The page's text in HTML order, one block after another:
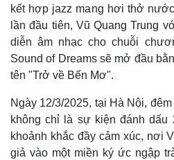
Tin nóng
Tư vấn luật
kết hợp jazz mang hơi thở
lần đầu tiên, Vũ Quang Trung
diễn âm nhạc cho chuỗi
Sound of Dreams sẽ mở đầu
tên "Trở về Bến Mơ".
Ngày 12/3/2025, tại Hà Nội,
không chỉ là sự kiện đánh dấu
khoảnh khắc đầy cảm xúc, nơi
giả vào một miền ký ức ngập